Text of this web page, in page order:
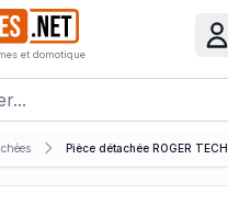
et domotique
Pièce détachée ROGER TECH